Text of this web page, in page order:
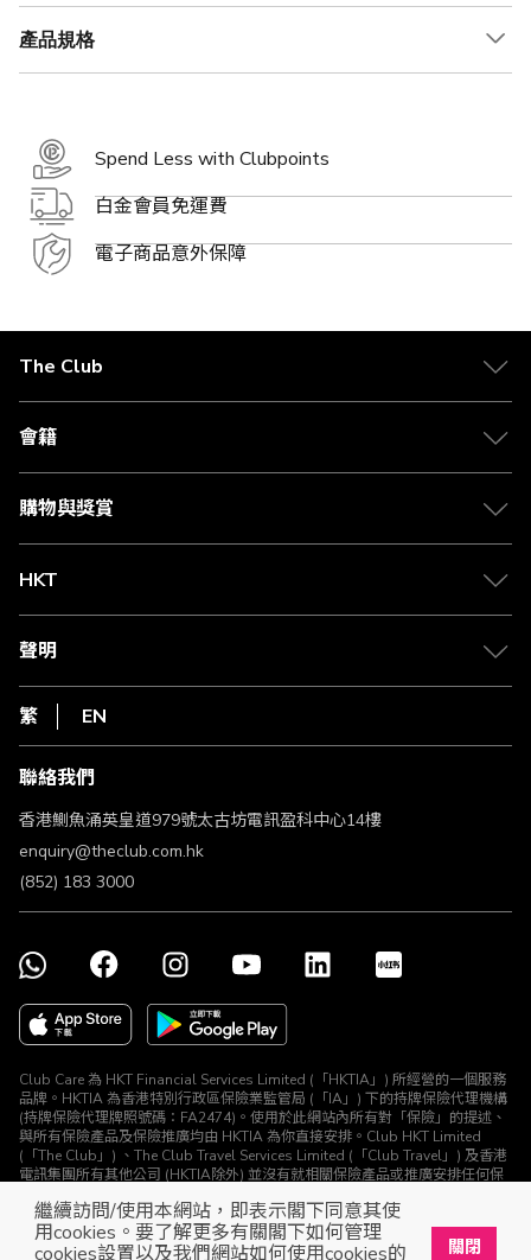
繼續訪問/使用本網站，即表示閣下同意其使
用cookies。要了解更多有關閣下如何管理
cookies設置以及我們網站如何使用cookies的
關閉
產品規格
Spend Less with Clubpoints
白金會員免運費
電子商品意外保障
The Club
關於 The Club
合作夥伴
媒體中心
會籍
會籍及專屬禮遇
賺取積分
購物與獎賞
物流與配送
Club Shopping 商品領取站
常見問題
HKT
csl.
1010
HKT
聲明
私隱聲明
使用條款
條款及細則
不歧視及不騷擾聲明
認可牌照及通告
繁 EN
聯絡我們
香港鰂魚涌英皇道979號太古坊電訊盈科中心14樓
enquiry@theclub.com.hk
(852) 183 3000
Club Care 為 HKT Financial Services Limited (「HKTIA」) 所經營的一個服務
品牌。HKTIA 為香港特別行政區保險業監管局 (「IA」) 下的持牌保險代理機構
(持牌保險代理牌照號碼：FA2474)。使用於此網站內所有對「保險」的提述、
與所有保險產品及保險推廣均由 HKTIA 為你直接安排。Club HKT Limited
(「The Club」) 、The Club Travel Services Limited (「Club Travel」) 及香港
電訊集團所有其他公司 (HKTIA除外) 並沒有就相關保險產品或推廣安排任何保
© The Club 2026. 保留所有權利
立即下載The Club手機app